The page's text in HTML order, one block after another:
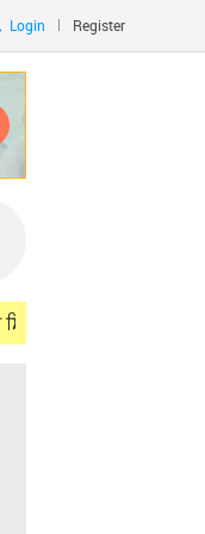
Login | Register
ਨੂੰ ਯਾਦ ਕਰਦਿਆਂ